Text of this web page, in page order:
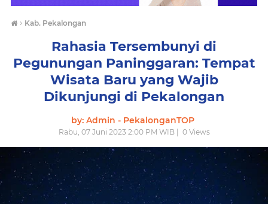
› Kab. Pekalongan
Rahasia Tersembunyi di
Pegunungan Paninggaran: Tempat
Wisata Baru yang Wajib
Dikunjungi di Pekalongan
by: Admin - PekalonganTOP
Rabu, 07 Juni 2023 2:00 PM WIB | 0Views